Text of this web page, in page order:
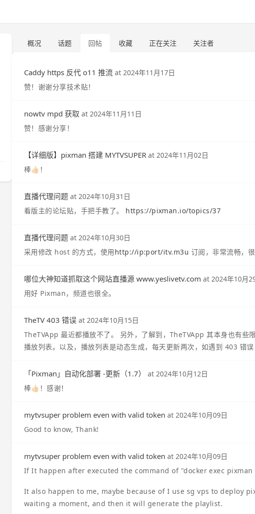
概况 话题 回帖 收藏 正在关注 关注者
Caddy https 反代 o11 推流 at 2024年11月17日
赞！谢谢分享技术贴！
nowtv mpd 获取 at 2024年11月11日
赞！感谢分享！
【详细版】pixman 搭建 MYTVSUPER at 2024年11月02日
棒👍🏻！
直播代理问题 at 2024年10月31日
看版主的论坛贴，手把手教了。 https://pixman.io/topics/37
直播代理问题 at 2024年10月30日
采用修改 host 的方式，使用http://ip:port/itv.m3u 订阅，非常流畅，
哪位大神知道抓取这个网站直播源 www.yeslivetv.com at 2024年10月
用好 Pixman，频道也很全。
TheTV 403 错误 at 2024年10月15日
TheTVApp 最近都播放不了。 另外，了解到，TheTVApp 其本身也有些
播放列表。以及，播放列表是动态生成，每天更新两次，如遇到 403 错误
「Pixman」自动化部署 -更新（1.7） at 2024年10月12日
棒👍🏻！感谢！
mytvsuper problem even with valid token at 2024年10月09日
Good to know, Thank!
mytvsuper problem even with valid token at 2024年10月09日
If It happen after executed the command of "docker exec
It also happen to me, maybe because of I use sg vps to deploy
waiting a moment, and then it will generate the playlist.